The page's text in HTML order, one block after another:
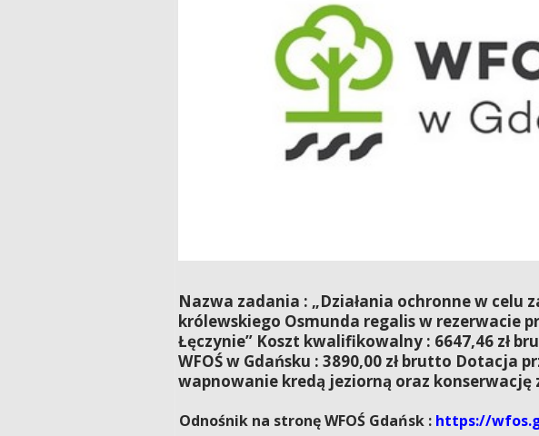
Nazwa zadania : „Działania ochronne w celu
królewskiego Osmunda regalis w rezerwacie
Łęczynie” Koszt kwalifikowalny : 6647,46 zł
WFOŚ w Gdańsku : 3890,00 zł brutto Dotacja
wapnowanie kredą jeziorną oraz
Odnośnik na stronę WFOŚ Gdańsk : https://